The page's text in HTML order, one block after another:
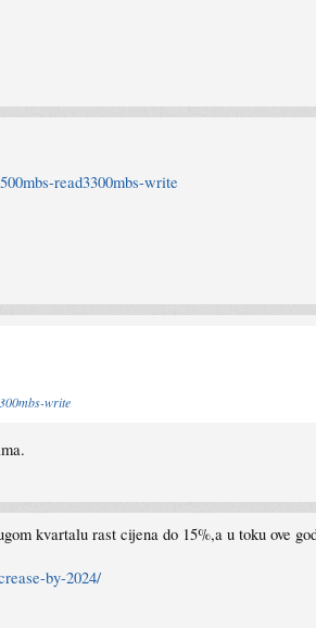
read3300mbs-write
write
kvartalu rast cijena do 15%,a u toku ove
by-2024/